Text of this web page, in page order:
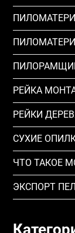
РЕЙКА
РЕЙКИ
СУХИЕ
ЧТО ТАКОЕ
ЭКСПОРТ